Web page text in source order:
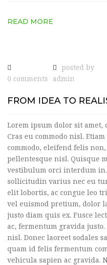
READ MORE
0 comments
posted by
admin
FROM IDEA TO
Lorem ipsum dolor sit
Cras eu commodo nisl.
commodo, eleifend felis
pellentesque nisl. Quisque
vestibulum orci interdum
sollicitudin varius nec eu
elit lobortis, ac congue leo
vel euismod pretium, dolor
justo diam quis ex. Fusce
ac, fermentum gravida
nisl. Donec laoreet sodales
quam id felis fermentum
vehicula sapien ac gravida.